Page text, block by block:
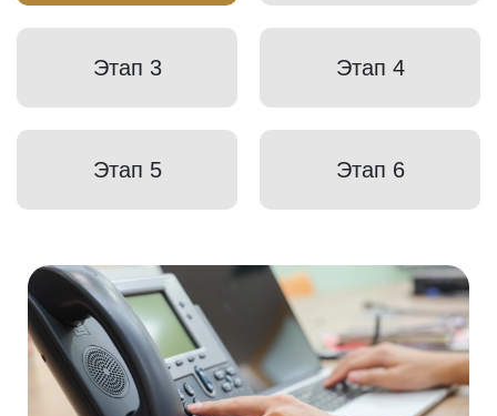
Этап 3 Этап 4
Этап 5 Этап 6